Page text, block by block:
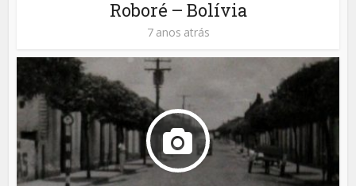
Roboré – Bolívia
7 anos atrás